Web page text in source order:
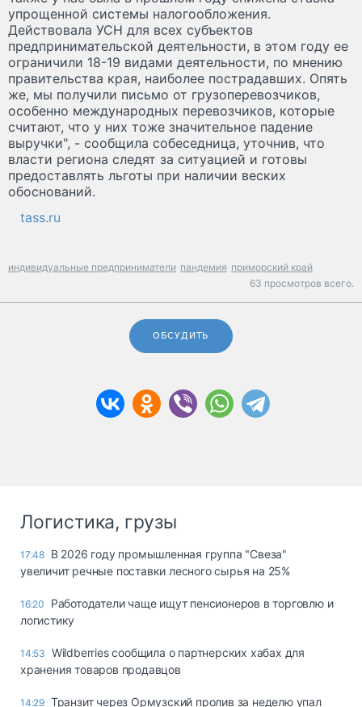
упрощенной системы налогообложения.
Действовала УСН для всех субъектов
предпринимательской деятельности, в этом году ее
ограничили 18-19 видами деятельности, по мнению
правительства края, наиболее пострадавших. Опять
же, мы получили письмо от грузоперевозчиков,
особенно международных перевозчиков, которые
считают, что у них тоже значительное падение
выручки", - сообщила собеседница, уточнив, что
власти региона следят за ситуацией и готовы
предоставлять льготы при наличии веских
обоснований.
tass.ru
индивидуальные предприниматели пандемия приморский край
63 просмотров всего.
ОБСУДИТЬ
Логистика, грузы
17:48 В 2026 году промышленная группа "Свеза"
увеличит речные поставки лесного сырья на 25%
16:20
Работодатели чаще ищут пенсионеров в торговлю и
логистику
14:53 Wildberries сообщила о партнерских хабах для
хранения товаров продавцов
14:29 Транзит через Ормузский пролив за неделю упал